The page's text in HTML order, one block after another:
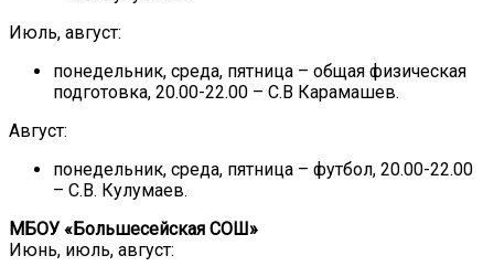
Июль, август:
понедельник, среда, пятница – общая физическая
подготовка, 20.00-22.00 – С.В Карамашев.
Август:
понедельник, среда, пятница – футбол, 20.00-22.00
– С.В. Кулумаев.
МБОУ «Большесейская СОШ»
Июнь, июль, август: